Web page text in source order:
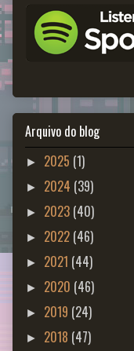
Arquivo do blog
► 2025 (1)
► 2024 (39)
► 2023 (40)
► 2022 (46)
► 2021 (44)
► 2020 (46)
► 2019 (24)
► 2018 (47)